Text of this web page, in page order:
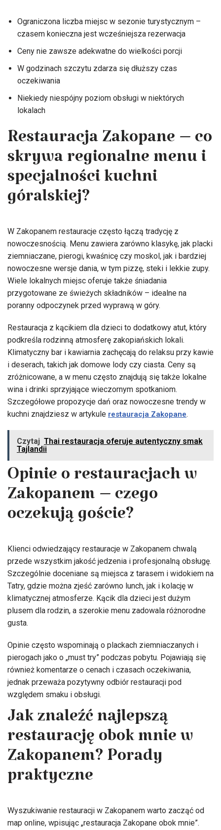
Ograniczona liczba miejsc w sezonie turystycznym –
czasem konieczna jest wcześniejsza rezerwacja
Ceny nie zawsze adekwatne do wielkości porcji
W godzinach szczytu zdarza się dłuższy czas
oczekiwania
Niekiedy niespójny poziom obsługi w niektórych
lokalach
Restauracja Zakopane – co
skrywa regionalne menu i
specjalności kuchni
góralskiej?
W Zakopanem restauracje często łączą tradycję z
nowoczesnością. Menu zawiera zarówno klasykę, jak placki
ziemniaczane, pierogi, kwaśnicę czy moskol, jak i bardziej
nowoczesne wersje dania, w tym pizzę, steki i lekkie zupy.
Wiele lokalnych miejsc oferuje także śniadania
przygotowane ze świeżych składników – idealne na
poranny odpoczynek przed wyprawą w góry.
Restauracja z kącikiem dla dzieci to dodatkowy atut, który
podkreśla rodzinną atmosferę zakopiańskich lokali.
Klimatyczny bar i kawiarnia zachęcają do relaksu przy kawie
i deserach, takich jak domowe lody czy ciasta. Ceny są
zróżnicowane, a w menu często znajdują się także lokalne
wina i drinki sprzyjające wieczornym spotkaniom.
Szczegółowe propozycje dań oraz nowoczesne trendy w
kuchni znajdziesz w artykule restauracja Zakopane.
Czytaj Thai restauracja oferuje autentyczny smak
Tajlandii
Opinie o restauracjach w
Zakopanem – czego
oczekują goście?
Klienci odwiedzający restauracje w Zakopanem chwalą
przede wszystkim jakość jedzenia i profesjonalną obsługę.
Szczególnie doceniane są miejsca z tarasem i widokiem na
Tatry, gdzie można zjeść zarówno lunch, jak i kolację w
klimatycznej atmosferze. Kącik dla dzieci jest dużym
plusem dla rodzin, a szerokie menu zadowala różnorodne
gusta.
Opinie często wspominają o plackach ziemniaczanych i
pierogach jako o „must try” podczas pobytu. Pojawiają się
również komentarze o cenach i czasach oczekiwania,
jednak przeważa pozytywny odbiór restauracji pod
względem smaku i obsługi.
Jak znaleźć najlepszą
restaurację obok mnie w
Zakopanem? Porady
praktyczne
Wyszukiwanie restauracji w Zakopanem warto zacząć od
map online, wpisując „restauracja Zakopane obok mnie”.